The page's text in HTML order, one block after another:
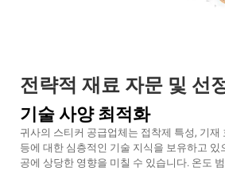
전략적 재료 자문 및 선
기술 사양 최적화
귀사의 스티커 공급업체는 접착제 특성, 기재
등에 대한 심층적인 기술 지식을 보유하고 있
공에 상당한 영향을 미칠 수 있습니다. 온도